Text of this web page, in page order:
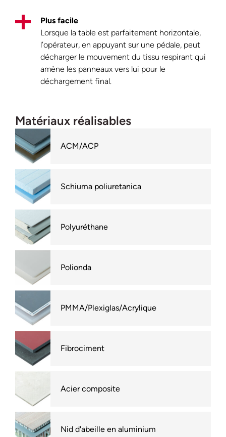
Plus facile
Lorsque la table est parfaitement horizontale,
l’opérateur, en appuyant sur une pédale, peut
décharger le mouvement du tissu respirant qui
amène les panneaux vers lui pour le
déchargement final.
Matériaux réalisables
ACM/ACP
Schiuma poliuretanica
Polyuréthane
Polionda
PMMA/Plexiglas/Acrylique
Fibrociment
Acier composite
Nid d'abeille en aluminium